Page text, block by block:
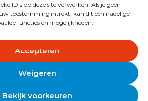
ID's op deze site verwerken. Als je geen
toestemming intrekt, kan dit een nadelige
functies en mogelijkheden.
Accepteren
Weigeren
Bekijk voorkeuren
Kennemerhart
voorwaarden